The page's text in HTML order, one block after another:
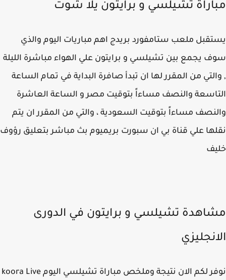
تشيلسي و برايتون يلا شوت
ملعب ستامفورد بريدج اهم مباريات اليوم والذي
يجمع بين تشيلسي و برايتون علي الهواء مباشرة الليلة
من المقرر لها ان تبدأ صافرة البداية في تمام الساعة
والنصف مساءاً بتوقيت مصر و الساعة العاشرة
مساءاً بتوقيت السعودية ، والتي من المقرر ان يتم
علي قناة بي ان سبورت بريميوم بث مباشر بتعليق رؤوف
تشيلسي و برايتون في الدورى
نوفر لكم الان نتيجة وملخص مباراة تشيلسي اليوم koora Live